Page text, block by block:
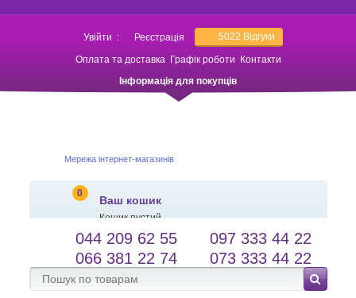
Увійти : Реєстрація 5022 Відгуки
Оплата та доставка Графік роботи
Контакти
Інформація для покупців
Мережа інтернет-магазинів
0
Ваш кошик
Кошик пустий
salessameto@gmail.com
Зворотній зв'язок
Мова сайту
044 209 62 55
097 333 44 22
066 381 22 74
073 333 44 22